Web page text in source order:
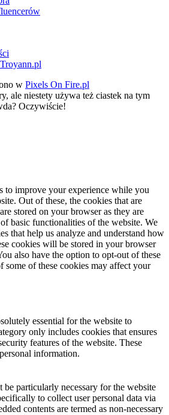
w Pixels On Fire.pl
ale niestety używa też ciastek na tym
Oczywiście!
to improve your experience while you
Out of these, the cookies that are
stored on your browser as they are
basic functionalities of the website. We
that help us analyze and understand how
cookies will be stored in your browser
also have the option to opt-out of these
some of these cookies may affect your
essential for the website to
only includes cookies that ensures
features of the website. These
information.
particularly necessary for the website
to collect user personal data via
contents are termed as non-necessary